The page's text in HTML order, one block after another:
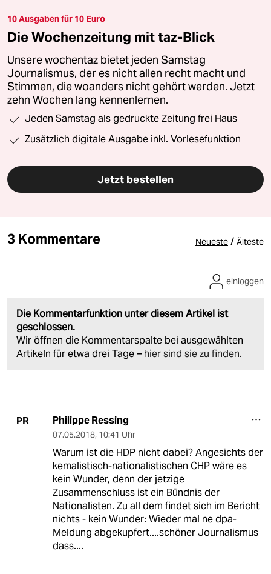
10 Ausgaben für 10 Euro
Die Wochenzeitung mit taz-Blick
Unsere wochentaz bietet jeden Samstag
Journalismus, der es nicht allen recht macht und
Stimmen, die woanders nicht gehört werden. Jetzt
zehn Wochen lang kennenlernen.
Jeden Samstag als gedruckte Zeitung frei Haus
Zusätzlich digitale Ausgabe inkl. Vorlesefunktion
Jetzt bestellen
3 Kommentare Neueste / Älteste
Die Kommentarfunktion unter diesem Artikel ist
geschlossen.
Wir öffnen die Kommentarspalte bei ausgewählten
Artikeln für etwa drei Tage – hier sind sie zu finden.
einloggen
PR Philippe Ressing
07.05.2018, 10:41 Uhr
Warum ist die HDP nicht dabei? Angesichts der
kemalistisch-nationalistischen CHP wäre es
kein Wunder, denn der jetzige
Zusammenschluss ist ein Bündnis der
Nationalisten. Zu all dem findet sich im Bericht
nichts - kein Wunder: Wieder mal ne dpa-
Meldung abgekupfert....schöner Journalismus
dass....